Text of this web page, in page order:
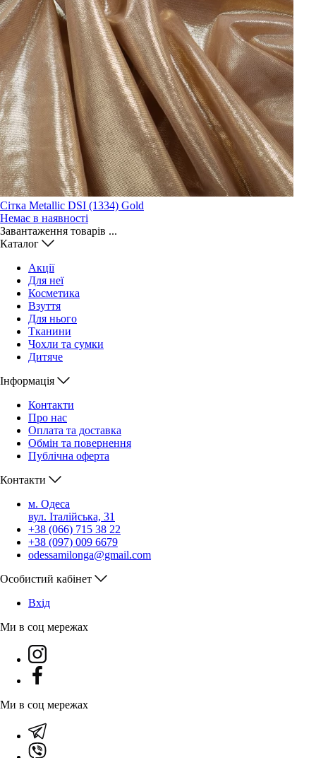
Сітка Metallic DSI (1334) Gold
Немає в наявності
Завантаження товарів ...
Каталог
Акції
Для неї
Косметика
Взуття
Для нього
Тканини
Чохли та сумки
Дитяче
Інформація
Контакти
Про нас
Оплата та доставка
Обмін та повернення
Публічна оферта
Контакти
м. Одеса
вул. Італійська, 31
+38 (066) 715 38 22
+38 (097) 009 6679
odessamilonga@gmail.com
Особистий кабінет
Вхiд
Ми в соц мережах
Ми в соц мережах